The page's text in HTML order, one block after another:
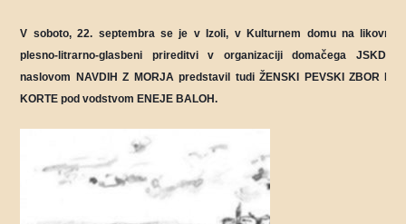
V soboto, 22. septembra se je v Izoli, v Kulturnem domu na likovno-
plesno-litrarno-glasbeni prireditvi v organizaciji domačega JSKD z
naslovom NAVDIH Z MORJA predstavil tudi ŽENSKI PEVSKI ZBOR KD
KORTE pod vodstvom ENEJE BALOH.